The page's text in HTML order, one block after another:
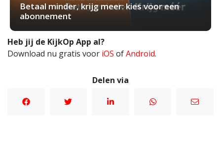
Betaal minder, krijg meer: kies voor een
abonnement
Heb jij de KijkOp App al?
Download nu gratis voor iOS ofAndroid.
Delen via